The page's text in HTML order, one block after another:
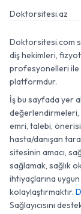
Doktorsitesi.az
Doktorsitesi.com
diş hekimleri,
profesyonelleri ile
platformdur.
İş bu sayfada yer
değerlendirmeleri,
emri, talebi,
hasta/danışan
sitesinin amacı,
sağlamak, sağlık
ihtiyaçlarına
kolaylaştırmaktır.
Sağlayıcısını